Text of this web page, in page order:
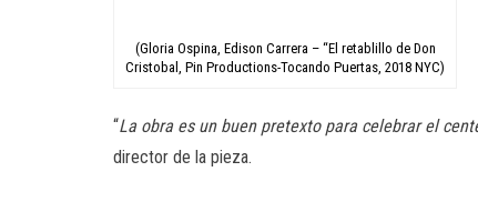
(Gloria Ospina, Edison Carrera – “El retablillo de Don
Cristobal, Pin Productions-Tocando Puertas, 2018 NYC)
“La obra es un buen pretexto para celebrar el
director de la pieza.